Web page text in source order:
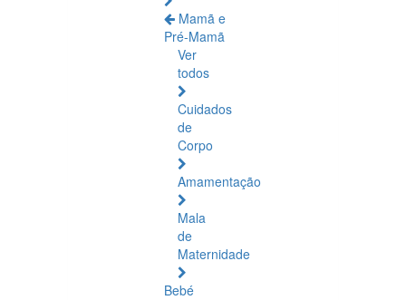
Mamã e
Pré-Mamã
Ver
todos
Cuidados
de
Corpo
Amamentação
Mala
de
Maternidade
Bebé